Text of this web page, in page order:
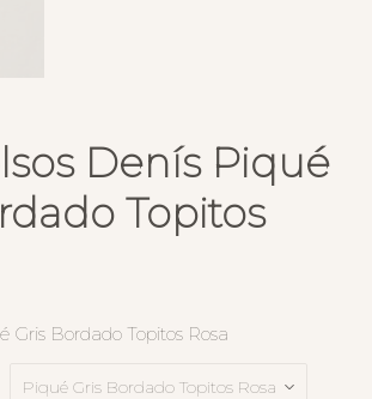
Denís Piqué
Topitos
Gris Bordado Topitos Rosa